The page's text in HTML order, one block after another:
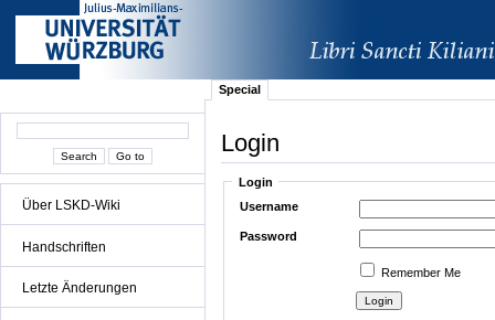
Über LSKD-Wiki
Handschriften
Letzte Änderungen
Special
Login
Login
Username
Password
Remember Me